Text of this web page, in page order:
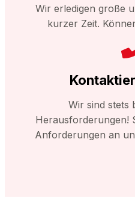
Wir erledigen große
kurzer Zeit.
Wir sind stets
Herausforderungen!
Anforderungen an